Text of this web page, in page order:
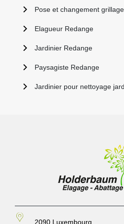
Pose et changement
Elagueur Redange
Jardinier Redange
Paysagiste Redange
Jardinier pour nettoyage
2090 Luxembourg